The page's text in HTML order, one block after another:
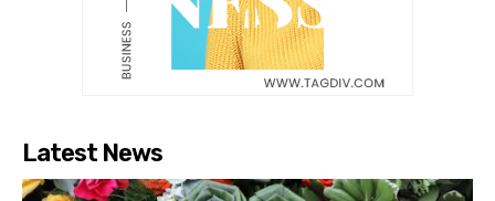
Latest News